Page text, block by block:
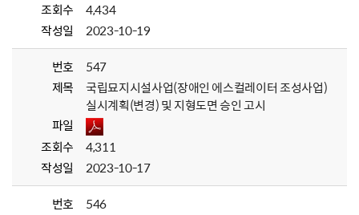
조회수
4,434
작성일
2023-10-19
번호
547
제목
국립묘지시설사업(장애인 에스컬레이터 조성사업)
실시계획(변경) 및 지형도면 승인 고시
파일
조회수
4,311
작성일
2023-10-17
번호
546